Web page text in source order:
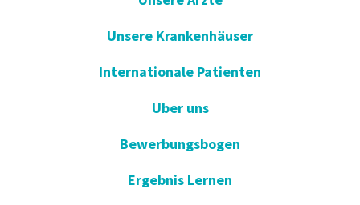
Unsere Krankenhäuser
Internationale Patienten
Uber uns
Bewerbungsbogen
Ergebnis Lernen